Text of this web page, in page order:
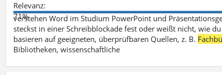
Relevanz:
71%
verstehen Word im Studium PowerPoint und
steckst in einer Schreibblockade fest oder weißt nicht, wie
basieren auf geeigneten, überprüfbaren Quellen, z. B.
Bibliotheken, wissenschaftliche